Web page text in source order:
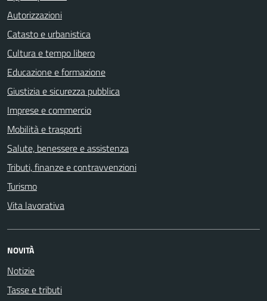
Autorizzazioni
Catasto e urbanistica
Cultura e tempo libero
Educazione e formazione
Giustizia e sicurezza pubblica
Imprese e commercio
Mobilità e trasporti
Salute, benessere e assistenza
Tributi, finanze e contravvenzioni
Turismo
Vita lavorativa
NOVITÀ
Notizie
Tasse e tributi